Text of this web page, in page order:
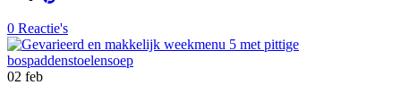
0 Reactie's
02 feb